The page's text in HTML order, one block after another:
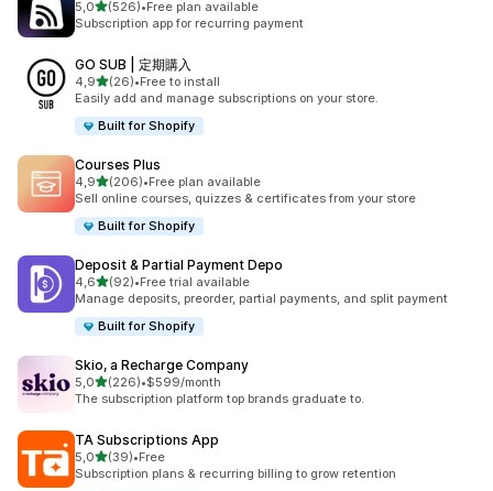
5,0de 5 estrelas
(526)
526 total de avaliações
•Free plan available
Subscription app for recurring payment
GO SUB | 定期購入
4,9de 5 estrelas
(26)
26 total de avaliações
•Free to install
Easily add and manage subscriptions on your store.
Built for Shopify
Courses Plus
4,9de 5 estrelas
(206)
206 total de avaliações
•Free plan available
Sell online courses, quizzes & certificates from your store
Built for Shopify
Deposit & Partial Payment Depo
4,6de 5 estrelas
(92)
92 total de avaliações
•Free trial available
Manage deposits, preorder, partial payments, and split payment
Built for Shopify
Skio, a Recharge Company
5,0de 5 estrelas
(226)
226 total de avaliações
•$599/month
The subscription platform top brands graduate to.
TA Subscriptions App
5,0de 5 estrelas
(39)
39 total de avaliações
•Free
Subscription plans & recurring billing to grow retention